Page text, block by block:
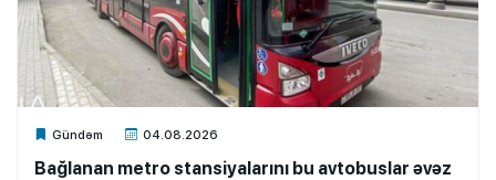
Gündəm 04.08.2026
Xalq.Online
Bağlanan metro stansiyalarını bu avtobuslar əvəz